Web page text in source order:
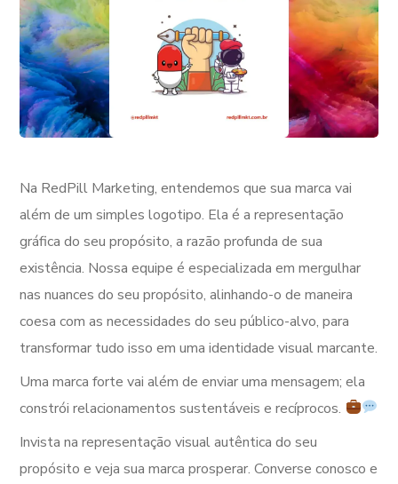
Na RedPill Marketing, entendemos que sua marca vai
além de um simples logotipo. Ela é a representação
gráfica do seu propósito, a razão profunda de sua
existência. Nossa equipe é especializada em mergulhar
nas nuances do seu propósito, alinhando-o de maneira
coesa com as necessidades do seu público-alvo, para
transformar tudo isso em uma identidade visual marcante.
Uma marca forte vai além de enviar uma mensagem; ela
constrói relacionamentos sustentáveis e recíprocos.
Invista na representação visual autêntica do seu
propósito e veja sua marca prosperar. Converse conosco e